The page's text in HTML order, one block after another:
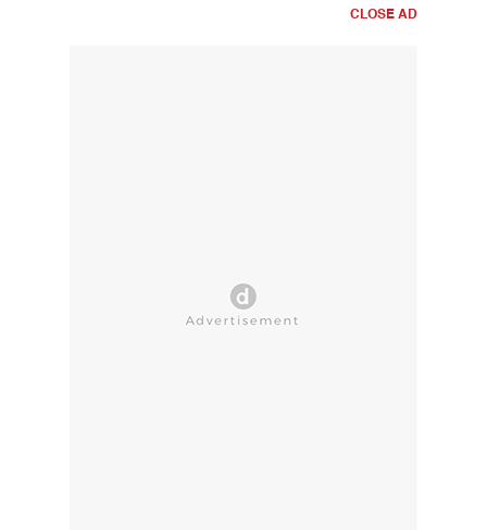
CLOSE AD